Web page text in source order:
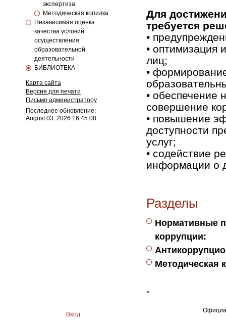
экспертиза
Методическая копилка
Независимая оценка
качества условий
осуществления
образовательной
деятельности
БИБЛИОТЕКА
Карта сайта
Версия для печати
Письмо администратору
Последнее обновление:
August 03. 2026 16:45:08
Для
требуется
•
• оптимизация
лиц;
•
• обеспечение
совершение
• повышение
доступности
услуг;
• содействие
информации о
Разделы
Нормативные
коррупции:
Методическая
<
Вход